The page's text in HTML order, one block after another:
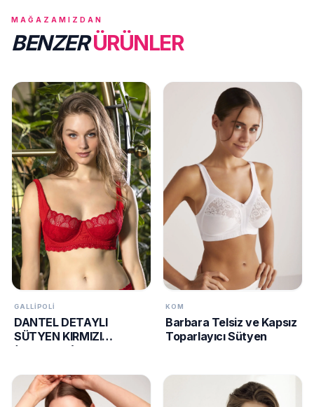
MAĞAZAMIZDAN
BENZERÜRÜNLER
GALLIPOLI
DANTEL DETAYLI
SÜTYEN KIRMIZI
(MGP11320)
KOM
Barbara Telsiz ve Kapsız
Toparlayıcı Sütyen